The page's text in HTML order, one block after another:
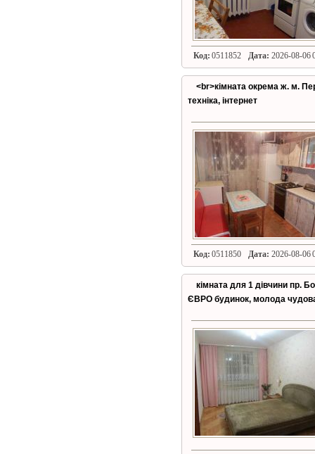
Код: 0511852 Дата: 2026-08-06
<br>кімната окрема ж. м.
техніка, інтернет
Код: 0511850 Дата: 2026-08-06
кімната для 1 дівчини пр.
ЄВРО будинок, молода